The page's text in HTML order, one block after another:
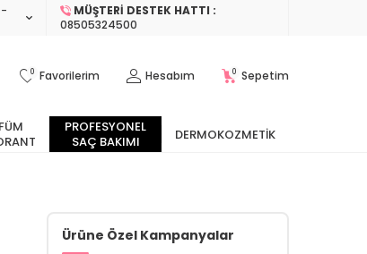
MÜŞTERI DESTEK HATTI :
08505324500
0 Favorilerim Hesabım 0 Sepetim
PROFESYONEL
SAÇ BAKIMI
DERMOKOZMETIK
Ürüne Özel Kampanyalar